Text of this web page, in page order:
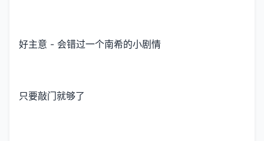
好主意 - 会错过一个南希的小剧情
只要敲门就够了